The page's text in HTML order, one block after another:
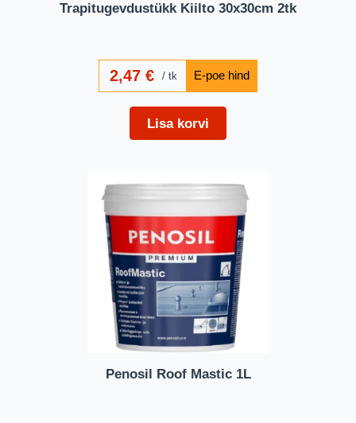
Trapitugevdustükk Kiilto 30x30cm 2tk
2,47€ tk
Lisa korvi
Penosil Roof Mastic 1L